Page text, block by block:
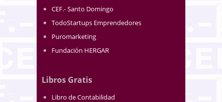
CEF.- Santo Domingo
TodoStartups Emprendedores
Puromarketing
Fundación HERGAR
Libros Gratis
Libro de Contabilidad